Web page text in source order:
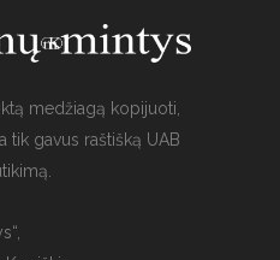
medžiagą kopijuoti,
tik gavus raštišką UAB